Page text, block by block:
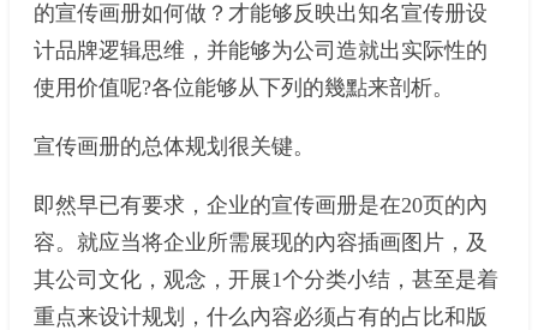
的宣传画册如何做？才能够反映出知名宣传册设
计品牌逻辑思维，并能够为公司造就出实际性的
使用价值呢?各位能够从下列的幾點来剖析。
宣传画册的总体规划很关键。
即然早已有要求，企业的宣传画册是在20页的內
容。就应当将企业所需展现的內容插画图片，及
其公司文化，观念，开展1个分类小结，甚至是着
重点来设计规划，什么內容必须占有的占比和版